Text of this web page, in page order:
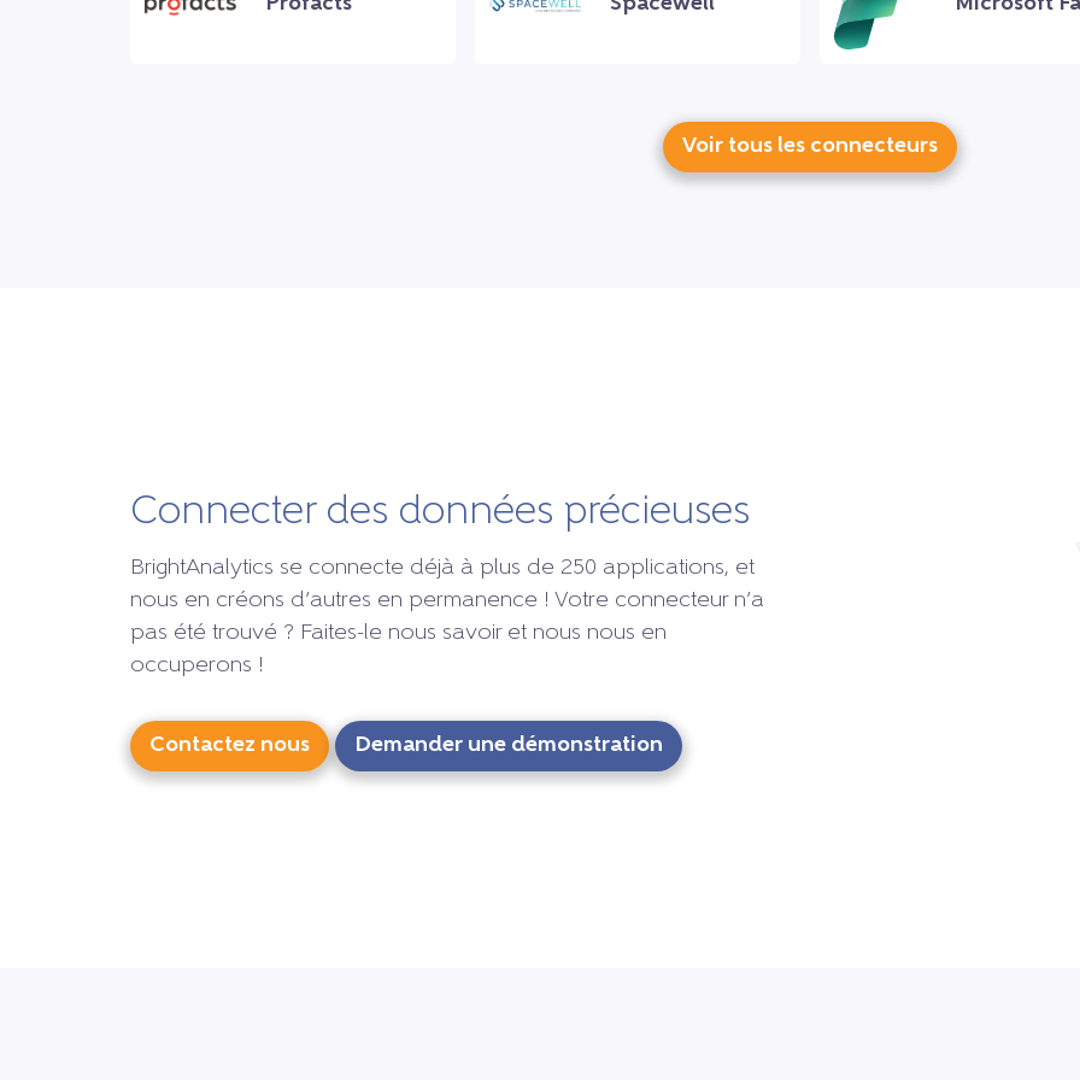
Voir tous les connecteurs
Connecter des données précieuses
BrightAnalytics se connecte déjà à plus de 250 applications, et
nous en créons d’autres en permanence ! Votre connecteur n’a
pas été trouvé ? Faites-le nous savoir et nous nous en
occuperons !
Contactez nous Demander une démonstration